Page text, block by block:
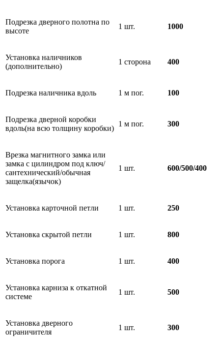
Подрезка дверного полотна по
высоте
1 шт. 1000
Установка наличников
(дополнительно)
1 сторона 400
Подрезка наличника вдоль 1 м пог. 100
Подрезка дверной коробки
вдоль(на всю толщину коробки)
1 м пог. 300
Врезка магнитного замка или
замка с цилиндром под ключ/
сантехнический/обычная
защелка(язычок)
1 шт. 600/500/400
Установка карточной петли 1 шт. 250
Установка скрытой петли 1 шт. 800
Установка порога 1 шт. 400
Установка карниза к откатной
системе
1 шт. 500
Установка дверного
ограничителя
1 шт. 300